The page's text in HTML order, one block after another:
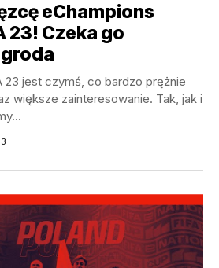
eChampions
23! Czeka go
23 jest czymś, co bardzo prężnie
większe zainteresowanie. Tak, jak i